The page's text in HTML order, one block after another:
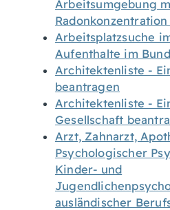
Arbeitsumgebung
Arbeitsplatzsuche
Aufenthalte im
Architektenliste -
beantragen
Architektenliste -
Gesellschaft
Arzt, Zahnarzt,
Psychologischer
Kinder- und
ausländischer